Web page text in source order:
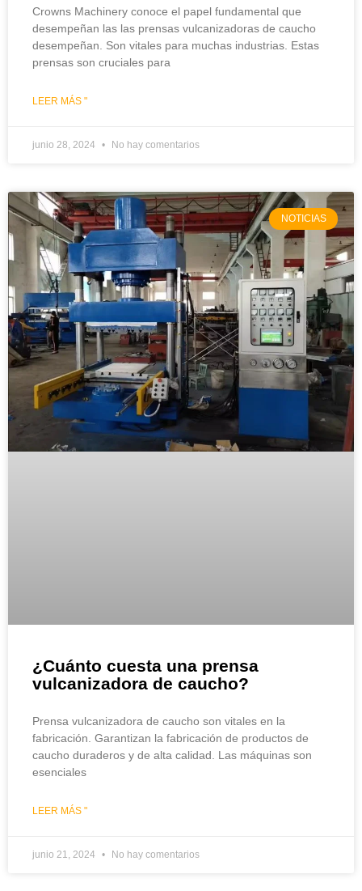
Crowns Machinery conoce el papel fundamental que
desempeñan las las prensas vulcanizadoras de caucho
desempeñan. Son vitales para muchas industrias. Estas
prensas son cruciales para
LEER MÁS "
junio 28, 2024 No hay comentarios
NOTICIAS
¿Cuánto cuesta una prensa
vulcanizadora de caucho?
Prensa vulcanizadora de caucho son vitales en la
fabricación. Garantizan la fabricación de productos de
caucho duraderos y de alta calidad. Las máquinas son
esenciales
LEER MÁS "
junio 21, 2024 No hay comentarios